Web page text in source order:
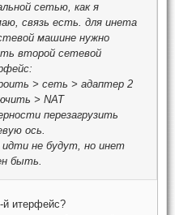
сетью, как я
связь есть. для инета
машине нужно
второй сетевой
> сеть > адаптер 2
> NAT
перезагрузить
ось.
идти не будут, но инет
быть.
й итерфейс?